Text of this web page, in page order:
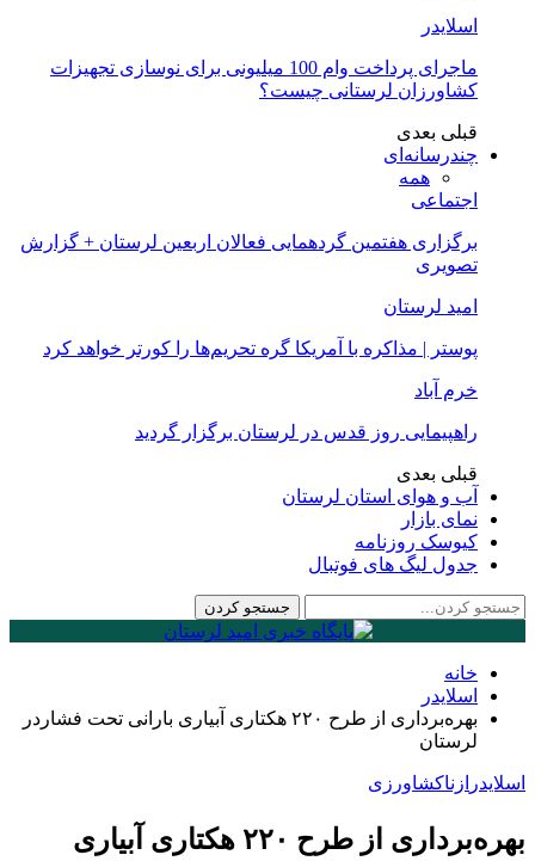
اسلایدر
ماجرای پرداخت وام 100 میلیونی برای نوسازی تجهیزات
کشاورزان لرستانی چیست؟
قبلی بعدی
چندرسانه‌ای
همه
اجتماعی
برگزاری هفتمین گردهمایی فعالان اربعین لرستان + گزارش
تصویری
امید لرستان
پوستر | مذاکره با آمریکا گره تحریم‌ها را کورتر خواهد کرد
خرم آباد
راهپیمایی روز قدس در لرستان برگزار گردید
قبلی بعدی
آب و هوای استان لرستان
نمای بازار
کیوسک روزنامه
جدول لیگ های فوتبال
خانه
اسلایدر
بهره‌برداری از طرح ۲۲۰ هکتاری آبیاری بارانی تحت فشاردر
لرستان
اسلایدر ازناکشاورزی
بهره‌برداری از طرح ۲۲۰ هکتاری آبیاری